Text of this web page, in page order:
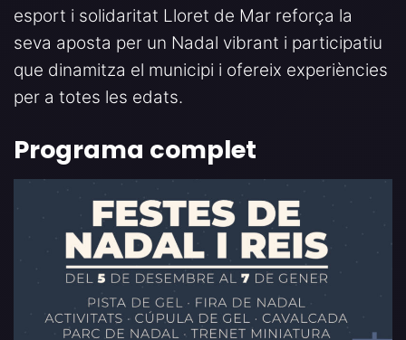
esport i solidaritat Lloret de Mar reforça la
seva aposta per un Nadal vibrant i participatiu
que dinamitza el municipi i ofereix experiències
per a totes les edats.
Programa complet